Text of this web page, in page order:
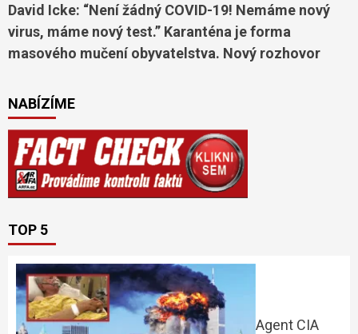
David Icke: “Není žádný COVID-19! Nemáme nový
virus, máme nový test.” Karanténa je forma
masového mučení obyvatelstva. Nový rozhovor
NABÍZÍME
TOP 5
Agent CIA